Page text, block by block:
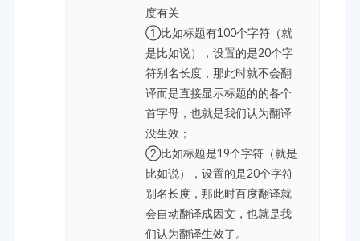
度有关
①比如标题有100个字符（就
是比如说），设置的是20个字
符别名长度，那此时就不会翻
译而是直接显示标题的的各个
首字母，也就是我们认为翻译
没生效；
②比如标题是19个字符（就是
比如说），设置的是20个字符
别名长度，那此时百度翻译就
会自动翻译成因文，也就是我
们认为翻译生效了。